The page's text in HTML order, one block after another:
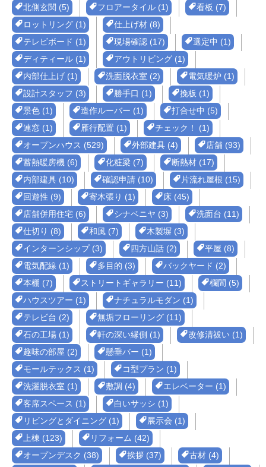
北側玄関 (5)
フロアータイル (1)
看板 (7)
ロットリング (1)
仕上げ材 (8)
テレビボード (1)
現場確認 (17)
選定中 (1)
ディティール (1)
アウトリビング (1)
内部仕上げ (1)
洗面脱衣室 (2)
電気暖炉 (1)
設計スタッフ (3)
勝手口 (1)
挽板 (1)
景色 (1)
造作ルーバー (1)
打合せ中 (5)
連窓 (1)
雁行配置 (1)
チェック！ (1)
オープンハウス (529)
外部建具 (4)
店舗 (93)
蓄熱暖房機 (6)
化粧梁 (7)
断熱材 (17)
内部建具 (10)
確認申請 (10)
片流れ屋根 (15)
回遊性 (9)
寄木張り (1)
床 (45)
店舗併用住宅 (6)
シナベニヤ (3)
洗面台 (11)
仕切り (8)
和風 (7)
木製塀 (3)
インターンシップ (3)
四方山話 (2)
平屋 (8)
電気配線 (1)
多目的 (3)
バックヤード (2)
本棚 (7)
ストリートギャラリー (11)
欄間 (5)
ハウスツアー (1)
ナチュラルモダン (1)
テレビ台 (2)
無垢フローリング (11)
石の工場 (1)
軒の深い縁側 (1)
改修清祓い (1)
趣味の部屋 (2)
懸垂バー (1)
モールテックス (1)
コ型プラン (1)
洗濯脱衣室 (1)
敷調 (4)
エレベーター (1)
客席スペース (1)
白いサッシ (1)
リビングとダイニング (1)
展示会 (1)
上棟 (123)
リフォーム (42)
オープンデスク (38)
挨拶 (37)
古材 (4)